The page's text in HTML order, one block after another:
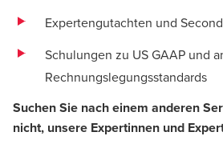
Expertengutachten und
Schulungen zu US GAAP und
Rechnungslegungsstandards
Suchen Sie nach einem anderen
nicht, unsere Expertinnen und